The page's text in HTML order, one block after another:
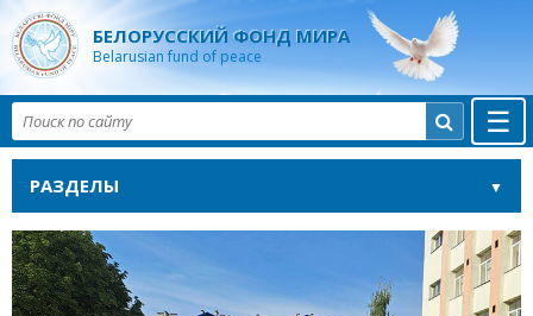
БЕЛОРУССКИЙ ФОНД МИРА
Belarusian fund of peace
☰

РАЗДЕЛЫ